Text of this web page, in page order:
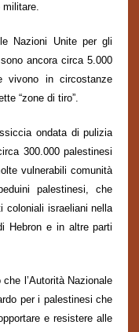
militare.
Nazioni Unite per gli
ancora circa 5.000
vivono in circostanze
“zone di tiro”.
ondata di pulizia
300.000 palestinesi
vulnerabili comunità
palestinesi, che
coloniali israeliani nella
Hebron e in altre parti
l’Autorità Nazionale
per i palestinesi che
e resistere alle